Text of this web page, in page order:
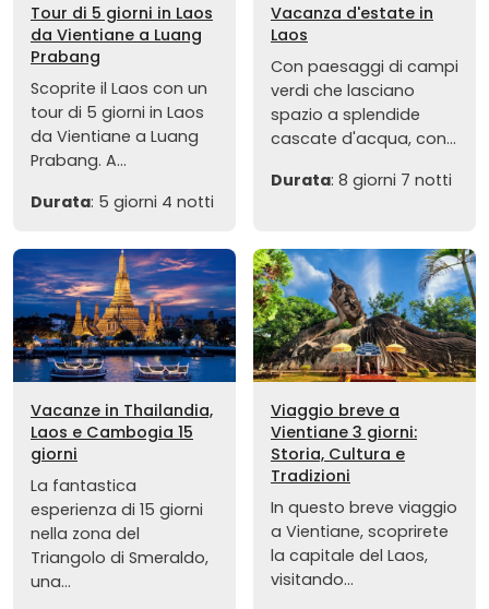
Tour di 5 giorni in Laos
da Vientiane a Luang
Prabang
Scoprite il Laos con un
tour di 5 giorni in Laos
da Vientiane a Luang
Prabang. A...
Durata: 5 giorni 4 notti
Vacanza d'estate in
Laos
Con paesaggi di campi
verdi che lasciano
spazio a splendide
cascate d'acqua, con...
Durata: 8 giorni 7 notti
Vacanze in Thailandia,
Laos e Cambogia 15
giorni
La fantastica
esperienza di 15 giorni
nella zona del
Triangolo di Smeraldo,
una...
Viaggio breve a
Vientiane 3 giorni:
Storia, Cultura e
Tradizioni
In questo breve viaggio
a Vientiane, scoprirete
la capitale del Laos,
visitando...